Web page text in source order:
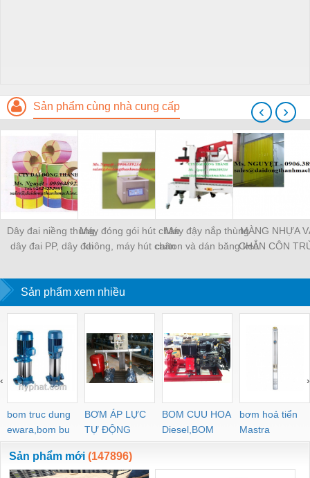
Sản phẩm cùng nhà cung cấp
Dây đai niềng thùng,
dây đai PP, dây đai
Máy đóng gói hút chân
không, máy hút chân
Máy đậy nắp thùng
carton và dán băng keo
MÀNG NHỰA
CHẮN CÔN
KHO LẠNH,
‹ ›
Sản phẩm xem nhiều
bom truc dung
ewara,bom bu
ewara
BƠM ÁP LỰC
TỰ ĐỘNG
BOM CUU HOA
Diesel,BOM
CHUA CHAY
bơm hoả tiển
Mastra
‹ ›
Sản phẩm mới (147896)